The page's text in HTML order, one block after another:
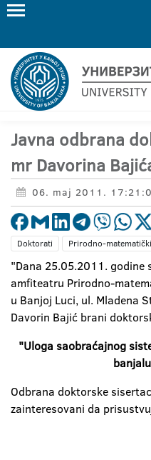
Javna odbrana
mr Davorina
06. maj 2011.
Doktorati Prirodno-
"Dana 25.05.2011. godine
amfiteatru Prirodno-
u Banjoj Luci, ul. Mladena
Davorin Bajić brani
"Uloga saobraćajnog
Odbrana doktorske
zainteresovani da